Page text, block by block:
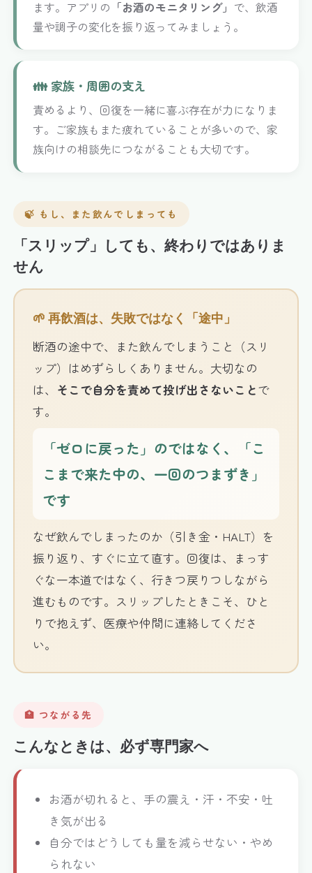
ます。アプリの 「お酒のモニタリング」 で、飲酒
量や調子の変化を振り返ってみましょう。
👪 家族・周囲の支え
責めるより、回復を一緒に喜ぶ存在が力になりま
す。ご家族もまた疲れていることが多いので、家
族向けの相談先につながることも大切です。
🍃 もし、また飲んでしまっても
「スリップ」しても、終わりではありま
せん
🌱 再飲酒は、失敗ではなく「途中」
断酒の途中で、また飲んでしまうこと（スリ
ップ）はめずらしくありません。大切なの
は、 そこで自分を責めて投げ出さないことで
す。
「ゼロに戻った」のではなく、「こ
こまで来た中の、一回のつまずき」
です
なぜ飲んでしまったのか（引き金・HALT）を
振り返り、すぐに立て直す。回復は、まっす
ぐな一本道ではなく、行きつ戻りつしながら
進むものです。スリップしたときこそ、ひと
りで抱えず、医療や仲間に連絡してくださ
い。
🏥 つながる先
こんなときは、必ず専門家へ
お酒が切れると、手の震え・汗・不安・吐
き気が出る
自分ではどうしても量を減らせない・やめ
られない